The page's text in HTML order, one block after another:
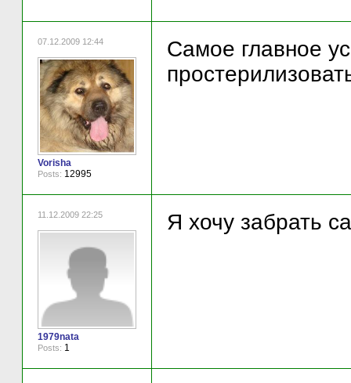
07.12.2009 12:44
Vorisha
Posts: 12995
Самое главное
11.12.2009 22:25
1979nata
Posts: 1
Я хочу забрать